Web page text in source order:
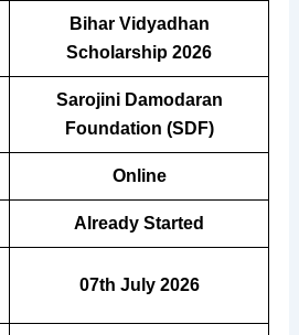
Bihar Vidyadhan
Scholarship 2026
Sarojini Damodaran
Foundation (SDF)
Online
Already Started
07th July 2026